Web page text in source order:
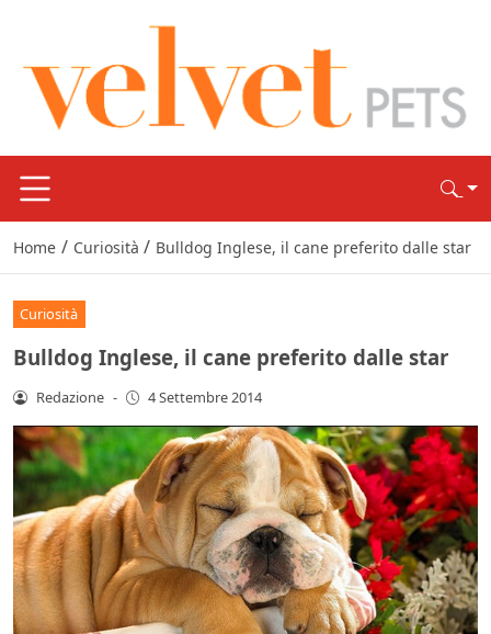
Home / Curiosità / Bulldog Inglese, il cane preferito dalle star
Curiosità
Bulldog Inglese, il cane preferito dalle star
Redazione - 4 Settembre 2014